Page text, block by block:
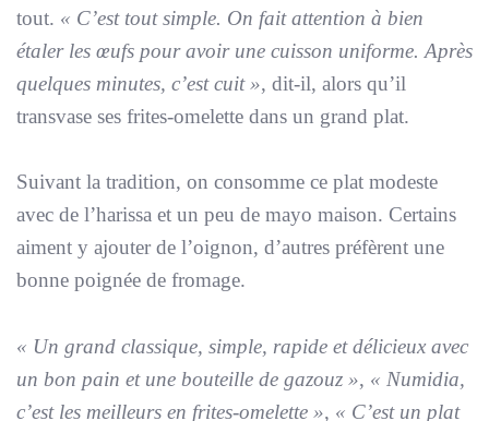
tout. « C’est tout simple. On fait attention à bien
étaler les œufs pour avoir une cuisson uniforme. Après
quelques minutes, c’est cuit », dit-il, alors qu’il
transvase ses frites-omelette dans un grand plat.
Suivant la tradition, on consomme ce plat modeste
avec de l’harissa et un peu de mayo maison. Certains
aiment y ajouter de l’oignon, d’autres préfèrent une
bonne poignée de fromage.
« Un grand classique, simple, rapide et délicieux avec
un bon pain et une bouteille de gazouz », « Numidia,
c’est les meilleurs en frites-omelette », « C’est un plat